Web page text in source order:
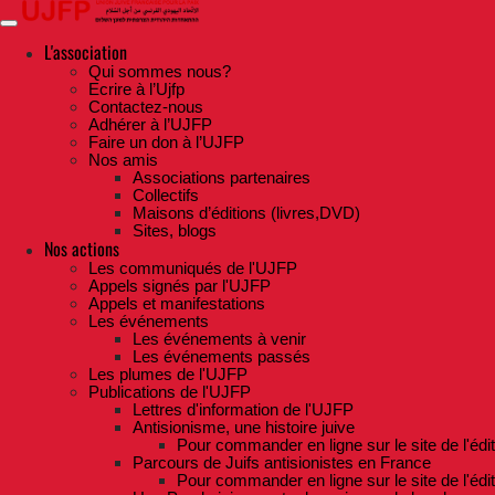
Skip
to
contentL'association
Qui sommes nous?
Ecrire à l’Ujfp
Contactez-nous
Adhérer à l’UJFP
Faire un don à l’UJFP
Nos amis
Associations partenaires
Collectifs
Maisons d’éditions (livres,DVD)
Sites, blogs
Nos actions
Les communiqués de l'UJFP
Appels signés par l'UJFP
Appels et manifestations
Les événements
Les événements à venir
Les événements passés
Les plumes de l'UJFP
Publications de l'UJFP
Lettres d'information de l'UJFP
Antisionisme, une histoire juive
Pour commander en ligne sur le site de
Parcours de Juifs antisionistes en France
Pour commander en ligne sur le site de